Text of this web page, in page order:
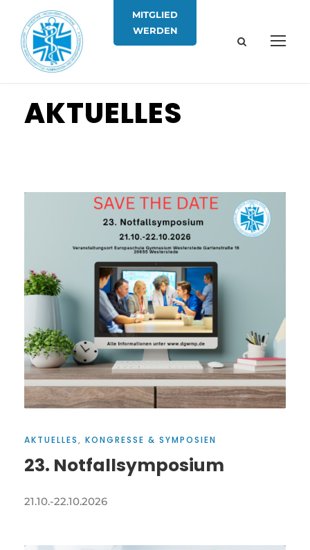
MITGLIED
WERDEN
AKTUELLES
AKTUELLES, KONGRESSE & SYMPOSIEN
23. Notfallsymposium
21.10.-22.10.2026